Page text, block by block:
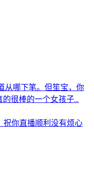
从哪下笔。但笙宝，你
很棒的一个女孩子...
祝你直播顺利没有烦心